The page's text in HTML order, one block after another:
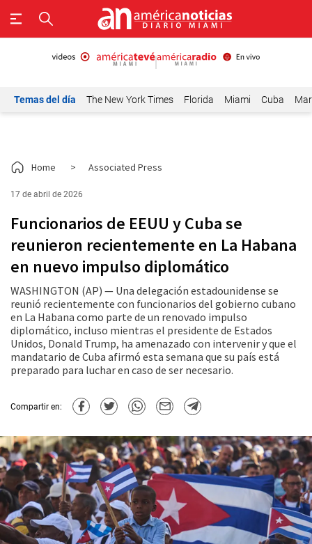
Temas del día The New York Times Florida Miami Cuba
Home > Associated Press
17 de abril de 2026
Funcionarios de EEUU y Cuba se
reunieron recientemente en La Habana
en nuevo impulso diplomático
WASHINGTON (AP) — Una delegación estadounidense se
reunió recientemente con funcionarios del gobierno cubano
en La Habana como parte de un renovado impulso
diplomático, incluso mientras el presidente de Estados
Unidos, Donald Trump, ha amenazado con intervenir y que el
mandatario de Cuba afirmó esta semana que su país está
preparado para luchar en caso de ser necesario.
Compartir en: